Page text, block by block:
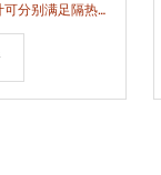
可分别满足隔热